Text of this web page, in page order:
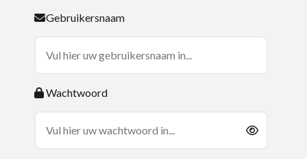
Gebruikersnaam
Wachtwoord